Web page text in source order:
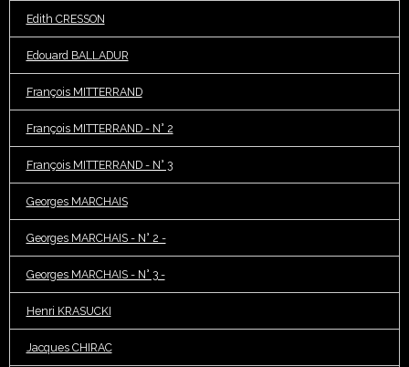
Edith CRESSON
Edouard BALLADUR
François MITTERRAND
François MITTERRAND - N° 2
François MITTERRAND - N° 3
Georges MARCHAIS
Georges MARCHAIS - N° 2 -
Georges MARCHAIS - N° 3 -
Henri KRASUCKI
Jacques CHIRAC